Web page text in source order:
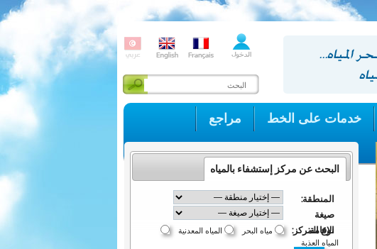
خدمات على الخط
مراجع
البحث عن مركز إستشفاء بالمياه
المنطقة:
صيغة
الإقامة:
نوع المركز: مياه البحر
المياه المعدنية
المياه العذبة